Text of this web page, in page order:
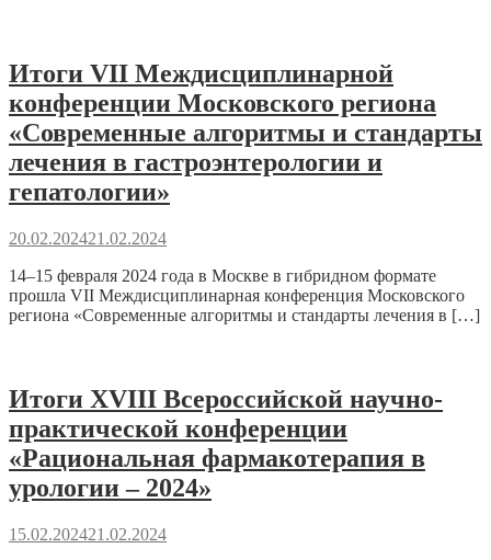
Итоги VII Междисциплинарной
конференции Московского региона
«Современные алгоритмы и стандарты
лечения в гастроэнтерологии и
гепатологии»
20.02.202421.02.2024
14–15 февраля 2024 года в Москве в гибридном формате
прошла VII Междисциплинарная конференция Московского
региона «Современные алгоритмы и стандарты лечения в […]
Итоги XVIII Всероссийской научно-
практической конференции
«Рациональная фармакотерапия в
урологии – 2024»
15.02.202421.02.2024